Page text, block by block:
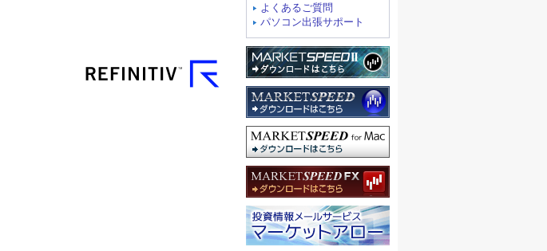
よくあるご質問
パソコン出張サポート